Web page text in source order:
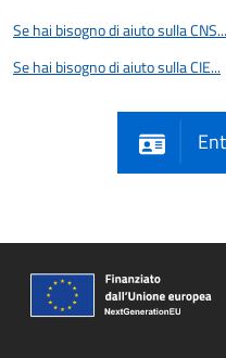
Se hai bisogno di aiuto sulla CNS...
Se hai bisogno di aiuto sulla CIE...